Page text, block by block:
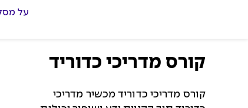
על
קורס מדריכי כדוריד
קורס מדריכי כדוריד מכשיר מדריכי